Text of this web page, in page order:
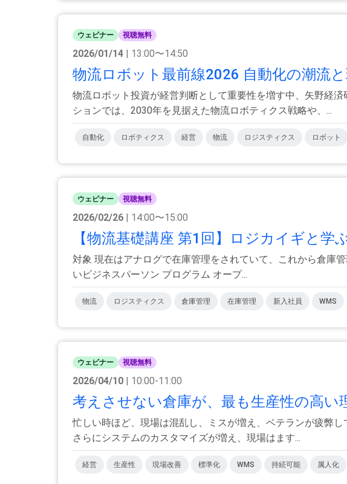
ウェビナー 視聴無料
2026/01/14 | 13:00〜14:50
物流ロボット最前線2026 自動化の潮流
物流ロボット投資が経営判断として重要性を増す中、矢野経
ションでは、2030年を見据えた物流ロボティクス戦略や、...
自動化 ロボティクス 経営 物流 ロジスティクス ロボット
ウェビナー 視聴無料
2026/02/26 | 14:00〜15:00
【物流基礎講座 第1回】ロジカイギと学
対象 現在はアナログで在庫管理をされていて、これから倉庫
いビジネスパーソン プログラム オープ...
物流 ロジスティクス 倉庫管理 在庫管理 新入社員 WMS
ウェビナー 視聴無料
2026/04/10 | 10:00-11:00
考えさせない倉庫が、最も生産性の高い
忙しい時ほど、現場は混乱し、ミスが増え、ベテランが疲弊
さらにシステムのカスタマイズが増え、現場はます...
経営 生産性 現場改善 標準化 WMS 持続可能 属人化